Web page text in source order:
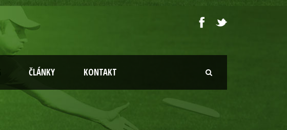
ČLÁNKY KONTAKT